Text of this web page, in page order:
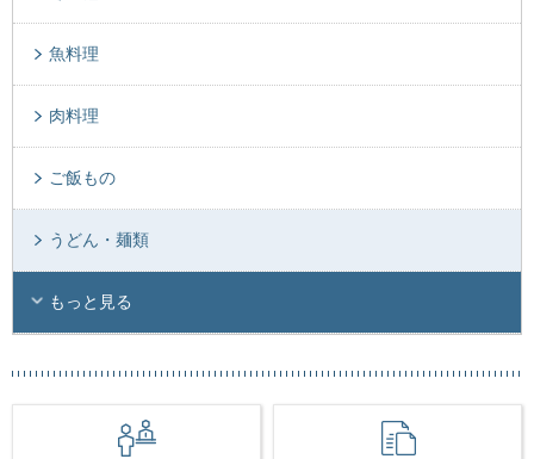
魚料理
肉料理
ご飯もの
うどん・麺類
もっと見る